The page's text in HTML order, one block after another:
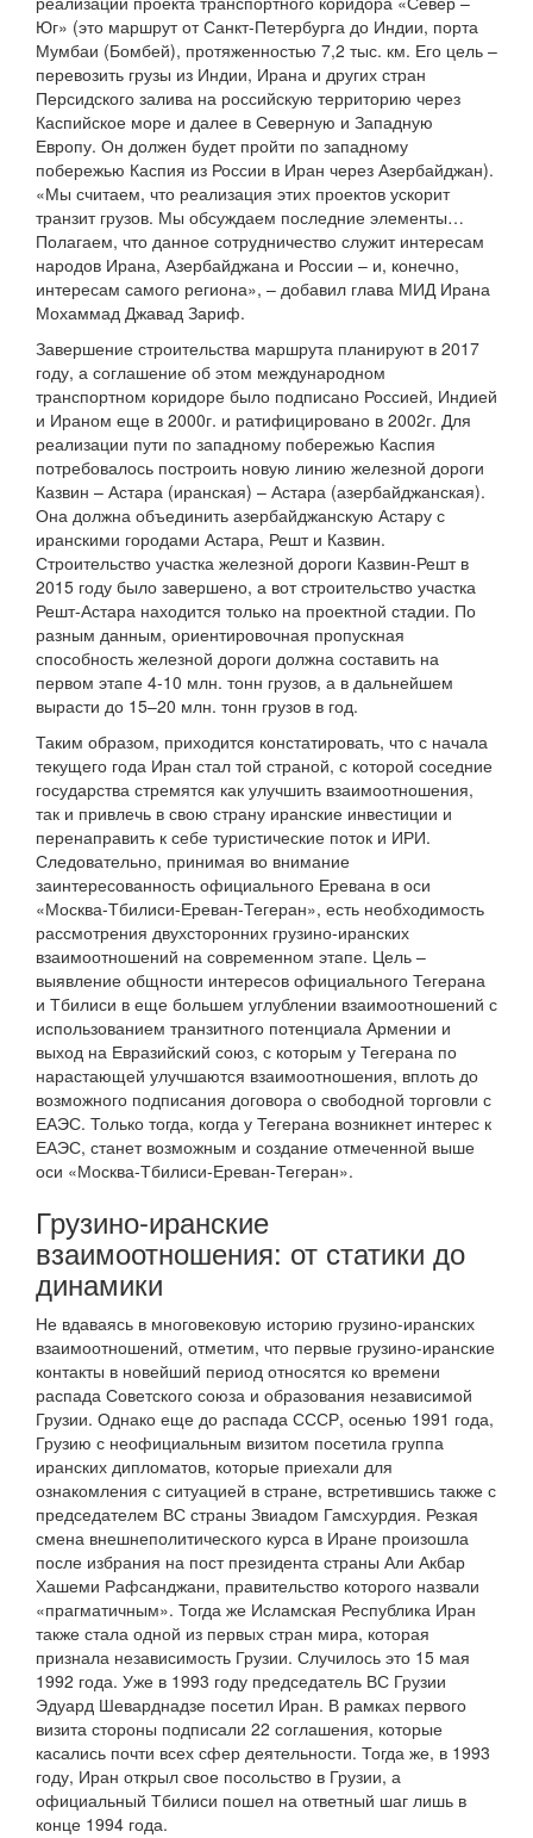
Юг» (это маршрут от Санкт-Петербурга до Индии, порта
Мумбаи (Бомбей), протяженностью 7,2 тыс. км. Его цель –
перевозить грузы из Индии, Ирана и других стран
Персидского залива на российскую территорию через
Каспийское море и далее в Северную и Западную
Европу. Он должен будет пройти по западному
побережью Каспия из России в Иран через Азербайджан).
«Мы считаем, что реализация этих проектов ускорит
транзит грузов. Мы обсуждаем последние элементы…
Полагаем, что данное сотрудничество служит интересам
народов Ирана, Азербайджана и России – и, конечно,
интересам самого региона», – добавил глава МИД Ирана
Мохаммад Джавад Зариф.
Завершение строительства маршрута планируют в 2017
году, а соглашение об этом международном
транспортном коридоре было подписано Россией, Индией
и Ираном еще в 2000г. и ратифицировано в 2002г. Для
реализации пути по западному побережью Каспия
потребовалось построить новую линию железной дороги
Казвин – Астара (иранская) – Астара (азербайджанская).
Она должна объединить азербайджанскую Астару с
иранскими городами Астара, Решт и Казвин.
Строительство участка железной дороги Казвин-Решт в
2015 году было завершено, а вот строительство участка
Решт-Астара находится только на проектной стадии. По
разным данным, ориентировочная пропускная
способность железной дороги должна составить на
первом этапе 4-10 млн. тонн грузов, а в дальнейшем
вырасти до 15–20 млн. тонн грузов в год.
Таким образом, приходится констатировать, что с начала
текущего года Иран стал той страной, с которой соседние
государства стремятся как улучшить взаимоотношения,
так и привлечь в свою страну иранские инвестиции и
перенаправить к себе туристические поток и ИРИ.
Следовательно, принимая во внимание
заинтересованность официального Еревана в оси
«Москва-Тбилиси-Ереван-Тегеран», есть необходимость
рассмотрения двухсторонних грузино-иранских
взаимоотношений на современном этапе. Цель –
выявление общности интересов официального Тегерана
и Тбилиси в еще большем углублении взаимоотношений с
использованием транзитного потенциала Армении и
выход на Евразийский союз, с которым у Тегерана по
нарастающей улучшаются взаимоотношения, вплоть до
возможного подписания договора о свободной торговли с
ЕАЭС. Только тогда, когда у Тегерана возникнет интерес к
ЕАЭС, станет возможным и создание отмеченной выше
оси «Москва-Тбилиси-Ереван-Тегеран».
Грузино-иранские
взаимоотношения: от статики до
динамики
Не вдаваясь в многовековую историю грузино-иранских
взаимоотношений, отметим, что первые грузино-иранские
контакты в новейший период относятся ко времени
распада Советского союза и образования независимой
Грузии. Однако еще до распада СССР, осенью 1991 года,
Грузию с неофициальным визитом посетила группа
иранских дипломатов, которые приехали для
ознакомления с ситуацией в стране, встретившись также с
председателем ВС страны Звиадом Гамсхурдия. Резкая
смена внешнеполитического курса в Иране произошла
после избрания на пост президента страны Али Акбар
Хашеми Рафсанджани, правительство которого назвали
«прагматичным». Тогда же Исламская Республика Иран
также стала одной из первых стран мира, которая
признала независимость Грузии. Случилось это 15 мая
1992 года. Уже в 1993 году председатель ВС Грузии
Эдуард Шеварднадзе посетил Иран. В рамках первого
визита стороны подписали 22 соглашения, которые
касались почти всех сфер деятельности. Тогда же, в 1993
году, Иран открыл свое посольство в Грузии, а
официальный Тбилиси пошел на ответный шаг лишь в
конце 1994 года.